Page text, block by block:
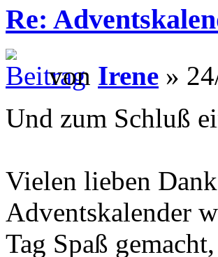
Re:
von Irene »
Und zum Schluß
Vielen lieben
Adventskalender
Tag Spaß